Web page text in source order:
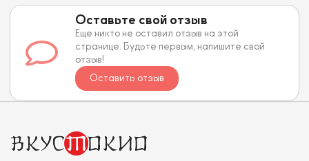
Оставьте свой отзыв
Еще никто не оставил отзыв на этой
странице. Будьте первым, напишите свой
отзыв!
Оставить отзыв